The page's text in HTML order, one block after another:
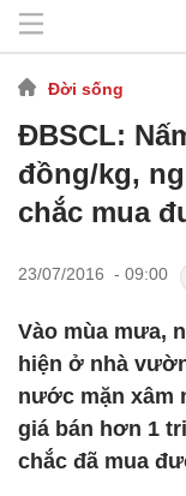
Đời sống
ĐBSCL:
đồng/kg,
chắc mua
23/07/2016 - 09:00
Vào mùa mưa,
hiện ở nhà
nước mặn xâm
giá bán hơn 1
chắc đã mua